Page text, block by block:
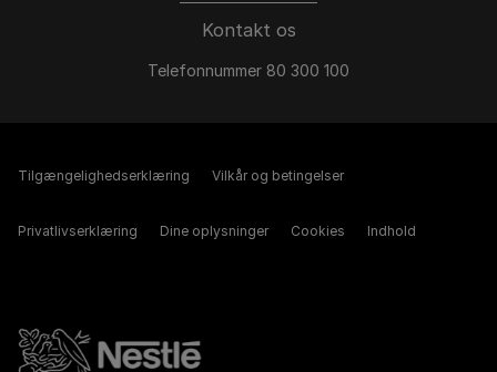
Kontakt os
Telefonnummer 80 300 100
Tilgængelighedserklæring Vilkår og betingelser
Privatlivserklæring Dine oplysninger Cookies Indhold